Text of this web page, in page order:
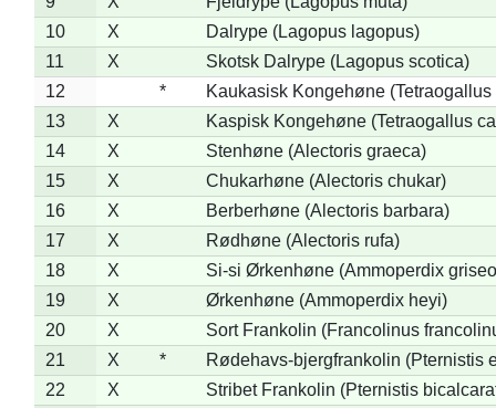
10
X
Dalrype (Lagopus lagopus)
11
X
Skotsk Dalrype (Lagopus scotica)
12
*
Kaukasisk Kongehøne
13
X
Kaspisk Kongehøne (Tetraogallus
14
X
Stenhøne (Alectoris graeca)
15
X
Chukarhøne (Alectoris chukar)
16
X
Berberhøne (Alectoris barbara)
17
X
Rødhøne (Alectoris rufa)
18
X
Si-si Ørkenhøne (Ammoperdix
19
X
Ørkenhøne (Ammoperdix heyi)
20
X
Sort Frankolin (Francolinus
21
X *
Rødehavs-bjergfrankolin (Pternistis
22
X
Stribet Frankolin (Pternistis